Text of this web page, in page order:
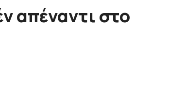
απέναντι στο